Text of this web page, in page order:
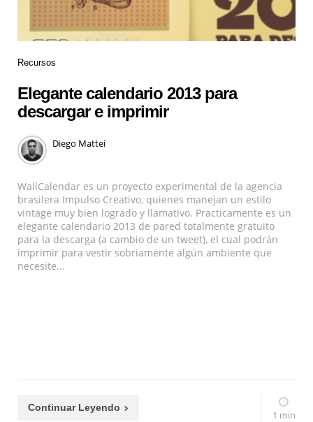
Recursos
Elegante calendario 2013 para
descargar e imprimir
Diego Mattei
WallCalendar es un proyecto experimental de la agencia
brasilera Impulso Creativo, quienes manejan un estilo
vintage muy bien logrado y llamativo. Practicamente es un
elegante calendario 2013 de pared totalmente gratuito
para la descarga (a cambio de un tweet), el cual podrán
imprimir para vestir sobriamente algún ambiente que
necesite...
Continuar Leyendo
1 min